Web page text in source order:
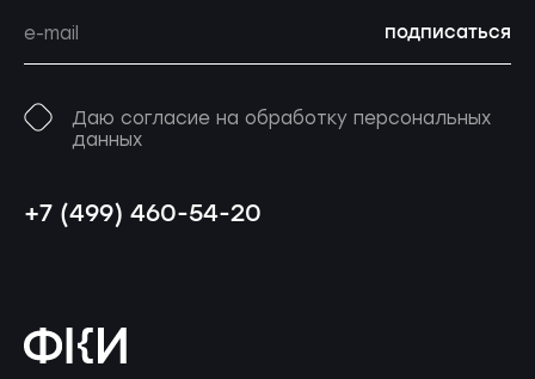
подписаться
Даю согласие на обработку персональных
данных
+7 (499) 460-54-20